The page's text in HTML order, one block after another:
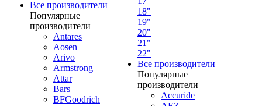
Все производители
Популярные
производители
Antares
Aosen
Arivo
Armstrong
Attar
Bars
BFGoodrich
18"
19"
20"
21"
22"
Все производители
Популярные
производители
Accuride